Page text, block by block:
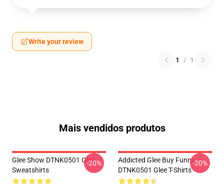
Write your review
1 / 1
Mais vendidos produtos
Glee Show DTNK0501 Glee
Sweatshirts
-20%
Addicted Glee Buy Funny
DTNK0501 Glee T-Shirts
-20%